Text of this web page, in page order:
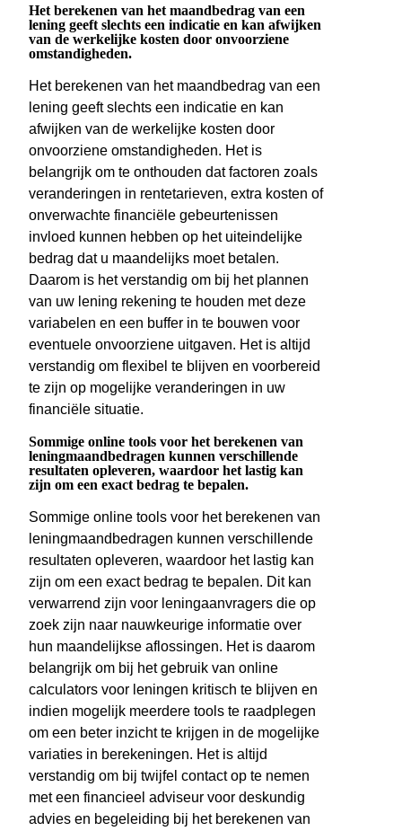
Het berekenen van het maandbedrag van een
lening geeft slechts een indicatie en kan afwijken
van de werkelijke kosten door onvoorziene
omstandigheden.
Het berekenen van het maandbedrag van een
lening geeft slechts een indicatie en kan
afwijken van de werkelijke kosten door
onvoorziene omstandigheden. Het is
belangrijk om te onthouden dat factoren zoals
veranderingen in rentetarieven, extra kosten of
onverwachte financiële gebeurtenissen
invloed kunnen hebben op het uiteindelijke
bedrag dat u maandelijks moet betalen.
Daarom is het verstandig om bij het plannen
van uw lening rekening te houden met deze
variabelen en een buffer in te bouwen voor
eventuele onvoorziene uitgaven. Het is altijd
verstandig om flexibel te blijven en voorbereid
te zijn op mogelijke veranderingen in uw
financiële situatie.
Sommige online tools voor het berekenen van
leningmaandbedragen kunnen verschillende
resultaten opleveren, waardoor het lastig kan
zijn om een exact bedrag te bepalen.
Sommige online tools voor het berekenen van
leningmaandbedragen kunnen verschillende
resultaten opleveren, waardoor het lastig kan
zijn om een exact bedrag te bepalen. Dit kan
verwarrend zijn voor leningaanvragers die op
zoek zijn naar nauwkeurige informatie over
hun maandelijkse aflossingen. Het is daarom
belangrijk om bij het gebruik van online
calculators voor leningen kritisch te blijven en
indien mogelijk meerdere tools te raadplegen
om een beter inzicht te krijgen in de mogelijke
variaties in berekeningen. Het is altijd
verstandig om bij twijfel contact op te nemen
met een financieel adviseur voor deskundig
advies en begeleiding bij het berekenen van